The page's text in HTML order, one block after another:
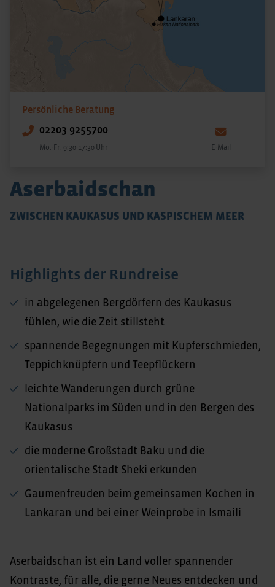
Persönliche Beratung
02203 9255700
Mo.-Fr. 9:30-17:30 Uhr E-Mail
Aserbaidschan
ZWISCHEN KAUKASUS UND KASPISCHEM MEER
Highlights der Rundreise
in abgelegenen Bergdörfern des Kaukasus
fühlen, wie die Zeit stillsteht
spannende Begegnungen mit Kupferschmieden,
Teppichknüpfern und Teepflückern
leichte Wanderungen durch grüne
Nationalparks im Süden und in den Bergen des
Kaukasus
die moderne Großstadt Baku und die
orientalische Stadt Sheki erkunden
Gaumenfreuden beim gemeinsamen Kochen in
Lankaran und bei einer Weinprobe in Ismaili
Aserbaidschan ist ein Land voller spannender
Kontraste, für alle, die gerne Neues entdecken und